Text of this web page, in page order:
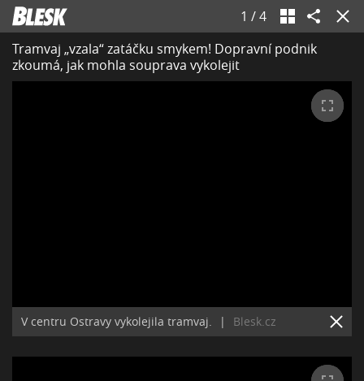
1 /4
Tramvaj „vzala“ zatáčku smykem! Dopravní podnik
zkoumá, jak mohla souprava vykolejit
V centru Ostravy vykolejila tramvaj. | Blesk.cz